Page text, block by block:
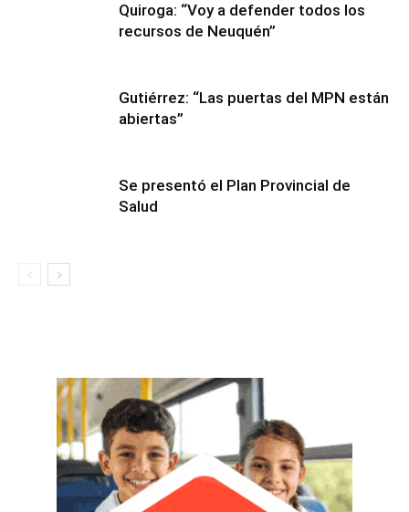
Quiroga: “Voy a defender todos los
recursos de Neuquén”
Gutiérrez: “Las puertas del MPN están
abiertas”
Se presentó el Plan Provincial de
Salud